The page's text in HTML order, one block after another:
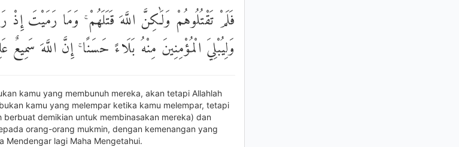
فَلَمْ تَقْتُلُوهُمْ وَلَٰكِنَّ اللَّهَ قَتَلَهُمْ ۚ وَمَا رَمَيْتَ
وَلِيُبْلِيَ الْمُؤْمِنِينَ مِنْهُ بَلَاءً حَسَنًا ۚ إِنَّ اللَّهَ سَمِيعٌ
kamu yang membunuh mereka, akan tetapi Allahlah
kamu yang melempar ketika kamu melempar, tetapi
berbuat demikian untuk membinasakan mereka) dan
orang-orang mukmin, dengan kemenangan yang
Mendengar lagi Maha Mengetahui.